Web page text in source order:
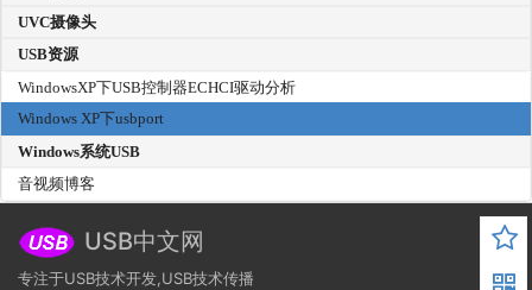
UVC摄像头
USB资源
WindowsXP下USB控制器ECHCI驱动分析
Windows XP下usbport
Windows系统USB
音视频博客
USB中文网
专注于USB技术开发,USB技术传播